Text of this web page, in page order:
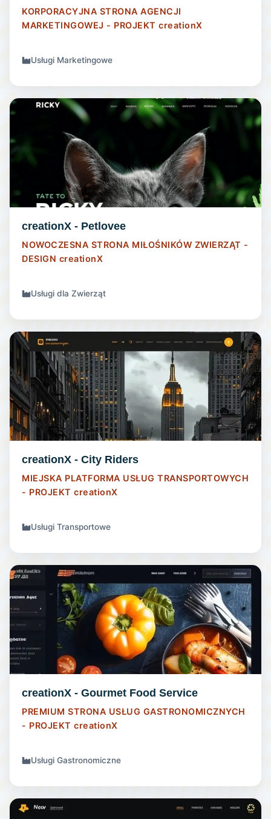
KORPORACYJNA STRONA AGENCJI
MARKETINGOWEJ - PROJEKT creationX
Usługi Marketingowe
STRONA INTERNETOWA
creationX - Petlovee
NOWOCZESNA STRONA MIŁOŚNIKÓW ZWIERZĄT -
DESIGN creationX
Usługi dla Zwierząt
STRONA INTERNETOWA
creationX - City Riders
MIEJSKA PLATFORMA USŁUG TRANSPORTOWYCH
- PROJEKT creationX
Usługi Transportowe
STRONA INTERNETOWA
creationX - Gourmet Food Service
PREMIUM STRONA USŁUG GASTRONOMICZNYCH
- PROJEKT creationX
Usługi Gastronomiczne